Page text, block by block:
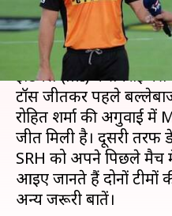
क्या है खबर?
इंडियन प्रीमियर लीग
इंडियंस (MI) ने
टॉस जीतकर पहले
रोहित शर्मा की अगुवाई
जीत मिली है। दूसरी तरफ
SRH को अपने पिछले मैच
आइए जानते हैं दोनों